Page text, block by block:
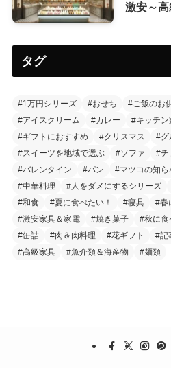
激安～高
タグ
#1万円シリーズ #おせち #ご飯のお
#アイスクリーム
#カレー #キッチン
#ギフトにおすすめ
#クリスマス #グ
#スイーツを地域で選ぶ
#ソファ #チ
#バレンタイン
#パン #マツコの知ら
#中華料理
#人をダメにするシリーズ
#和食
#夏に食べたい！ #寝具 #春
#激安家具＆家電
#焼き菓子 #秋に食
#缶詰
#肉＆肉料理 #花ギフト #記
#高級家具
#魚介類＆海産物 #麺類